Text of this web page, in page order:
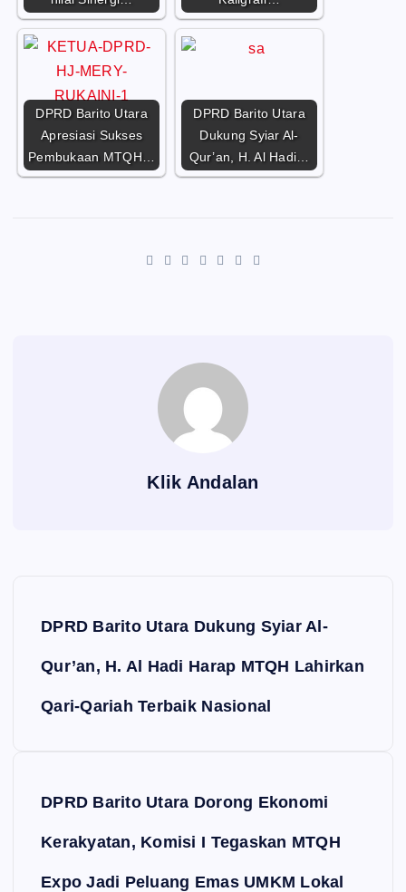
DPRD Barito Utara
Apresiasi Sukses
Pembukaan MTQH…
DPRD Barito Utara
Dukung Syiar Al-
Qur’an, H. Al Hadi…
Klik Andalan
DPRD Barito Utara Dukung Syiar Al-
Qur’an, H. Al Hadi Harap MTQH Lahirkan
Qari-Qariah Terbaik Nasional
DPRD Barito Utara Dorong Ekonomi
Kerakyatan, Komisi I Tegaskan MTQH
Expo Jadi Peluang Emas UMKM Lokal